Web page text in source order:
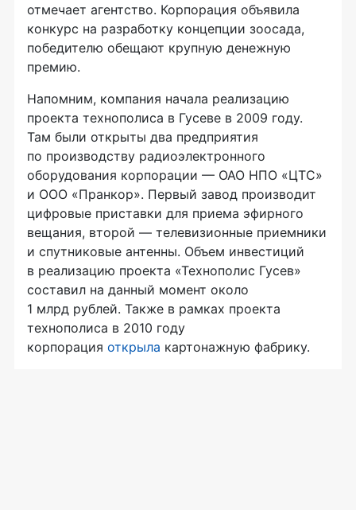
отмечает агентство. Корпорация объявила
конкурс на разработку концепции зоосада,
победителю обещают крупную денежную
премию.
Напомним, компания начала реализацию
проекта технополиса в Гусеве в 2009 году.
Там были открыты два предприятия
по производству радиоэлектронного
оборудования корпорации — ОАО НПО «ЦТС»
и ООО «Пранкор». Первый завод производит
цифровые приставки для приема эфирного
вещания, второй — телевизионные приемники
и спутниковые антенны. Объем инвестиций
в реализацию проекта «Технополис Гусев»
составил на данный момент около
1 млрд рублей. Также в рамках проекта
технополиса в 2010 году
корпорация открыла картонажную фабрику.